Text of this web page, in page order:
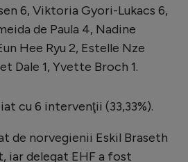
cont
6, Viktoria Gyori-Lukacs 6,
de Paula 4, Nadine
Hee Ryu 2, Estelle Nze
Dale 1, Yvette Broch 1.
cu 6 intervenţii (33,33%).
de norvegienii Eskil Braseth
iar delegat EHF a fost